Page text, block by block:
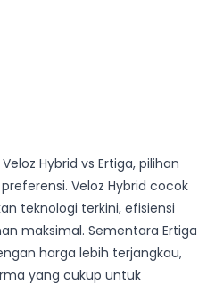
Hybrid vs Ertiga, pilihan
Veloz Hybrid cocok
teknologi terkini, efisiensi
maksimal. Sementara Ertiga
harga lebih terjangkau,
yang cukup untuk